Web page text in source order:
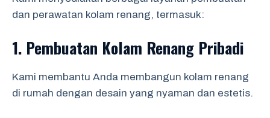
dan perawatan kolam renang, termasuk:
1. Pembuatan Kolam Renang Pribadi
Kami membantu Anda membangun kolam renang
di rumah dengan desain yang nyaman dan estetis.